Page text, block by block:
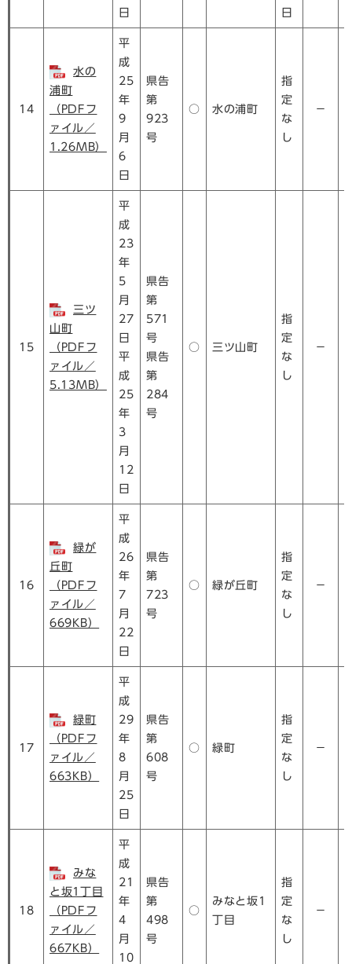
日
日
14
水の
浦町
（PDFフ
ァイル／
1.26MB）
平
成
25
年
9
月
6
日
県告
第
923
号
○ 水の浦町
指
定
な
し
－
15
三ツ
山町
（PDFフ
ァイル／
5.13MB）
平
成
23
年
5
月
27
日
平
成
25
年
3
月
12
日
県告
第
571
号
県告
第
284
号
○ 三ツ山町
指
定
な
し
－
16
緑が
丘町
（PDFフ
ァイル／
669KB）
平
成
26
年
7
月
22
日
県告
第
723
号
○ 緑が丘町
指
定
な
し
－
17
緑町
（PDFフ
ァイル／
663KB）
平
成
29
年
8
月
25
日
県告
第
608
号
○ 緑町
指
定
な
し
－
18
みな
と坂1丁目
（PDFフ
ァイル／
667KB）
平
成
21
年
4
月
10
県告
第
498
号
○
みなと坂1
丁目
指
定
な
し
－